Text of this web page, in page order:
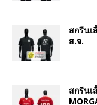
สกรีนเ
ส.จ.
สกรีนเ